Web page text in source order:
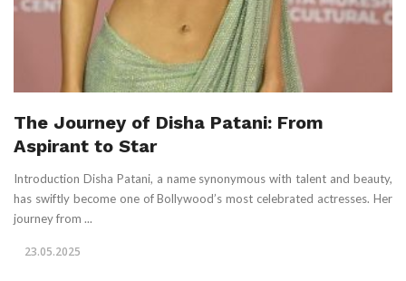
The Journey of Disha Patani: From
Aspirant to Star
Introduction Disha Patani, a name synonymous with talent and beauty,
has swiftly become one of Bollywood’s most celebrated actresses. Her
journey from ...
23.05.2025